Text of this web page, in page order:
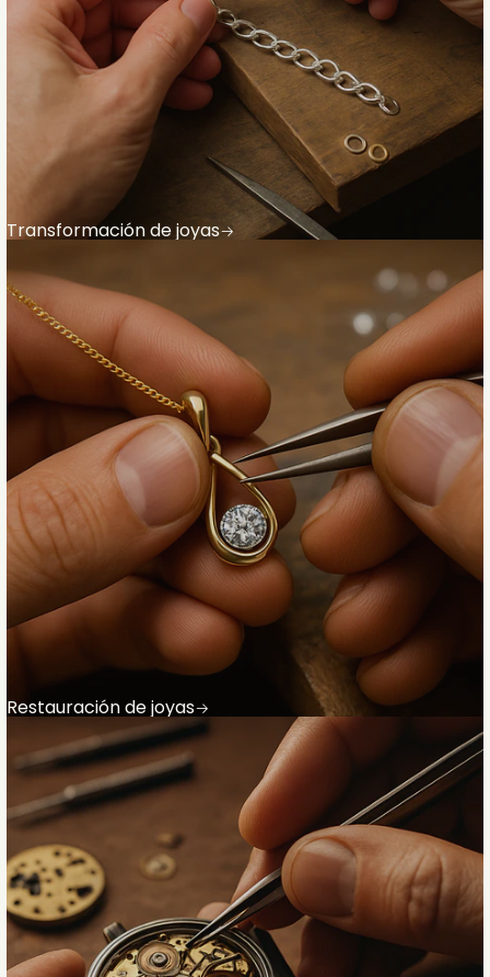
Transformación de joyas
Restauración de joyas